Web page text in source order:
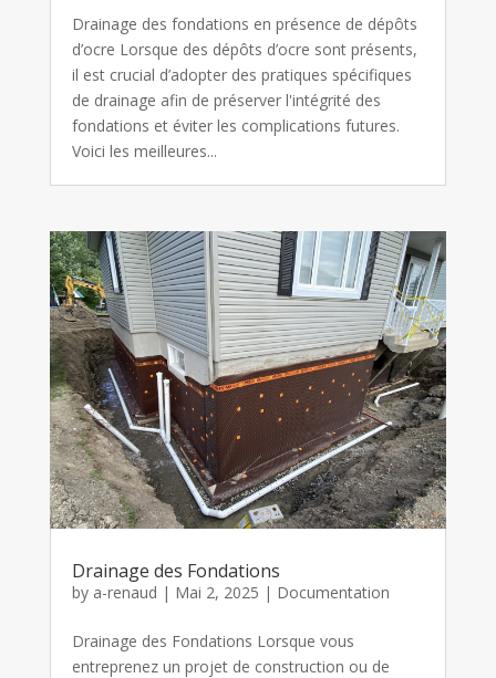
Drainage des fondations en présence de dépôts
d’ocre Lorsque des dépôts d’ocre sont présents,
il est crucial d’adopter des pratiques spécifiques
de drainage afin de préserver l'intégrité des
fondations et éviter les complications futures.
Voici les meilleures...
Drainage des Fondations
by a-renaud | Mai 2, 2025 | Documentation
Drainage des Fondations Lorsque vous
entreprenez un projet de construction ou de